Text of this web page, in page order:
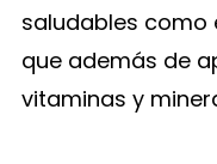
saludables como
que además de
vitaminas y